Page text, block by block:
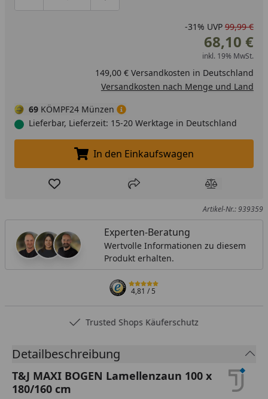
Produktmenge um eins verringern
Produktmenge manuell eingeben
Produktmenge um eins erhöhen
-31% UVP 99,99 €
68,10 €
inkl. 19% MwSt.
149,00 € Versandkosten in Deutschland
Versandkosten nach Menge und Land
69 KÖMPF24 Münzen
Lieferbar, Lieferzeit: 15-20 Werktage in Deutschland
In den Einkaufswagen legen
In den Einkaufswagen
Produkt zur Wunschliste hinzufügen
Teilen Produkt
Artikel-Nr.: 939359
Experten-Beratung
Wertvolle Informationen zu diesem
Produkt erhalten.
4,81/ 5
Trusted Shops Käuferschutz
Detailbeschreibung
T&J MAXI BOGEN Lamellenzaun 100 x
180/160 cm